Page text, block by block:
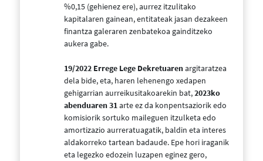
%0,15 (gehienez ere), aurrez itzulitako
kapitalaren gainean, entitateak jasan dezakeen
finantza galeraren zenbatekoa gainditzeko
aukera gabe.
19/2022 Errege Lege Dekretuarenargitaratzea
dela bide, eta, haren lehenengo xedapen
gehigarrian aurreikusitakoarekin bat,2023ko
abenduaren 31arte ez da konpentsaziorik edo
komisiorik sortuko maileguen itzulketa edo
amortizazio aurreratuagatik, baldin eta interes
aldakorreko tartean badaude. Epe hori iraganik
eta legezko edozein luzapen eginez gero,